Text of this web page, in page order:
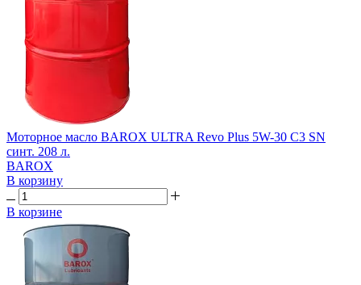
Моторное масло BAROX ULTRA Revo Plus 5W-30 C3 SN
синт. 208 л.
BAROX
В корзину
В корзине